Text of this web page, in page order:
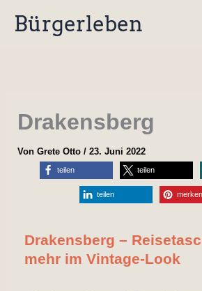
InhaltBürgerleben
Drakensberg
Von Grete Otto / 23. Juni 2022
teilen teilen
teilen merken
Drakensberg –
mehr im Vintage-Look